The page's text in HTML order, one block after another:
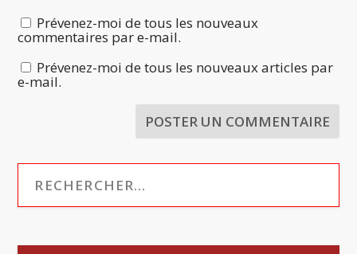
Prévenez-moi de tous les nouveaux
commentaires par e-mail.
Prévenez-moi de tous les nouveaux articles par
e-mail.